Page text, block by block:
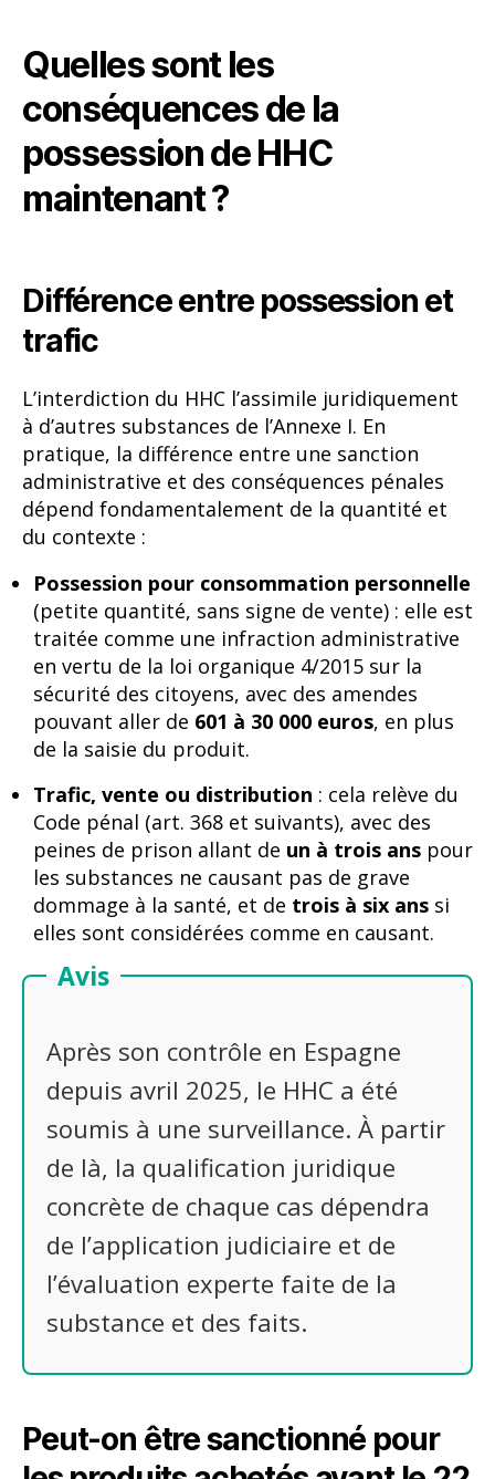
Quelles sont les
conséquences de la
possession de HHC
maintenant ?
Différence entre possession et
trafic
L’interdiction du HHC l’assimile juridiquement
à d’autres substances de l’Annexe I. En
pratique, la différence entre une sanction
administrative et des conséquences pénales
dépend fondamentalement de la quantité et
du contexte :
Possession pour consommation personnelle
(petite quantité, sans signe de vente) : elle est
traitée comme une infraction administrative
en vertu de la loi organique 4/2015 sur la
sécurité des citoyens, avec des amendes
pouvant aller de 601 à 30 000 euros, en plus
de la saisie du produit.
Trafic, vente ou distribution : cela relève du
Code pénal (art. 368 et suivants), avec des
peines de prison allant de un à trois ans pour
les substances ne causant pas de grave
dommage à la santé, et de trois à six ans si
elles sont considérées comme en causant.
Avis
Après son contrôle en Espagne
depuis avril 2025, le HHC a été
soumis à une surveillance. À partir
de là, la qualification juridique
concrète de chaque cas dépendra
de l’application judiciaire et de
l’évaluation experte faite de la
substance et des faits.
Peut-on être sanctionné pour